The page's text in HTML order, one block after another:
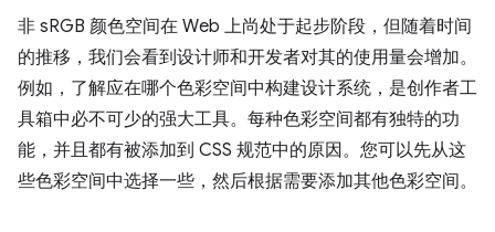
非 sRGB 颜色空间在 Web 上尚处于起步阶段，但随着时间
的推移，我们会看到设计师和开发者对其的使用量会增加。
例如，了解应在哪个色彩空间中构建设计系统，是创作者工
具箱中必不可少的强大工具。每种色彩空间都有独特的功
能，并且都有被添加到 CSS 规范中的原因。您可以先从这
些色彩空间中选择一些，然后根据需要添加其他色彩空间。